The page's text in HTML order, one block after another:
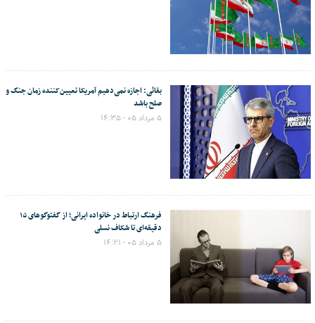
بقائی: اجازه نمی‌دهیم آمریکا تعیین‌کننده زمان جنگ و
صلح باشد
۵ مرداد ۰۵ - ۱۴:۳۵
فرهنگ ارتباط در خانواده ایرانی؛ از گفتوگوهای ۱۵
دقیقه‌ای تا شکاف نسلی
۵ مرداد ۰۵ - ۱۴:۲۱